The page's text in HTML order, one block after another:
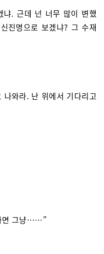
냐. 근데 넌 너무 많이 변했
진명으로 보겠냐? 그 수재
와라. 난 위에서 기다리고
면 그냥……”